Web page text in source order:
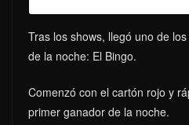
Tras los shows, llegó uno de
de la noche: El Bingo.
Comenzó con el cartón rojo y
primer ganador de la noche.